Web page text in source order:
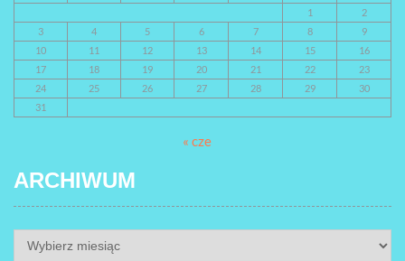
1
2
3
4 5 6 7 8
9
10
11 12 13 14 15
16
17
18 19 20 21 22
23
24
25 26 27 28 29
30
31
« cze
ARCHIWUM
ARCHIWUM